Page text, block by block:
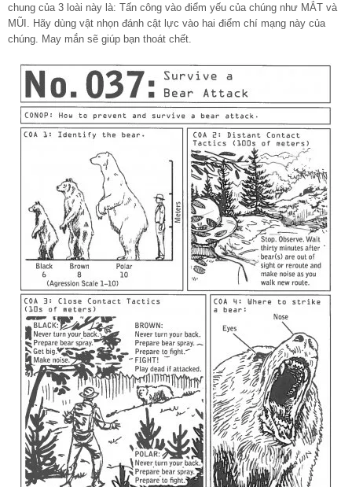
chung của 3 loài này là: Tấn công vào điểm yếu của chúng như MẮT và
MŨI. Hãy dùng vật nhọn đánh cật lực vào hai điểm chí mạng này của
chúng. May mắn sẽ giúp bạn thoát chết.